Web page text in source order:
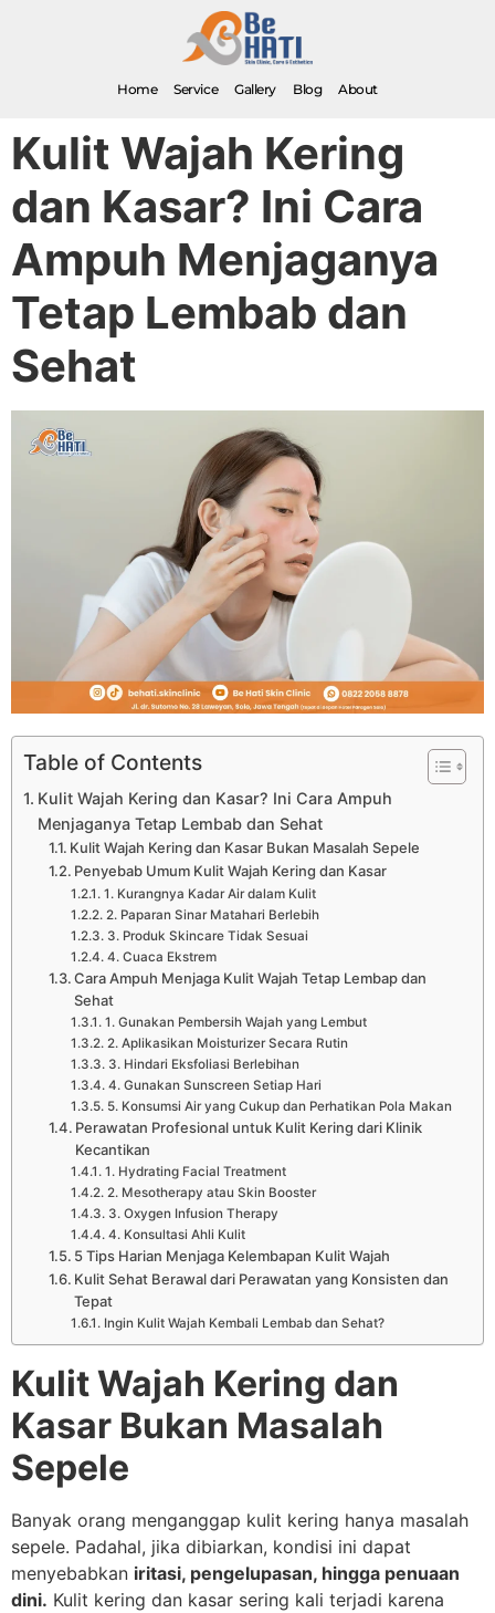
Home Service Gallery Blog About
Kulit Wajah Kering
dan Kasar? Ini Cara
Ampuh Menjaganya
Tetap Lembab dan
Sehat
Table of Contents
Kulit Wajah Kering dan Kasar? Ini Cara Ampuh
Menjaganya Tetap Lembab dan Sehat
Kulit Wajah Kering dan Kasar Bukan Masalah Sepele
Penyebab Umum Kulit Wajah Kering dan Kasar
1. Kurangnya Kadar Air dalam Kulit
2. Paparan Sinar Matahari Berlebih
3. Produk Skincare Tidak Sesuai
4. Cuaca Ekstrem
Cara Ampuh Menjaga Kulit Wajah Tetap Lembap dan
Sehat
1. Gunakan Pembersih Wajah yang Lembut
2. Aplikasikan Moisturizer Secara Rutin
3. Hindari Eksfoliasi Berlebihan
4. Gunakan Sunscreen Setiap Hari
5. Konsumsi Air yang Cukup dan Perhatikan Pola Makan
Perawatan Profesional untuk Kulit Kering dari Klinik
Kecantikan
1. Hydrating Facial Treatment
2. Mesotherapy atau Skin Booster
3. Oxygen Infusion Therapy
4. Konsultasi Ahli Kulit
5 Tips Harian Menjaga Kelembapan Kulit Wajah
Kulit Sehat Berawal dari Perawatan yang Konsisten dan
Tepat
Ingin Kulit Wajah Kembali Lembab dan Sehat?
Kulit Wajah Kering dan
Kasar Bukan Masalah
Sepele
Banyak orang menganggap kulit kering hanya masalah
sepele. Padahal, jika dibiarkan, kondisi ini dapat
menyebabkan iritasi, pengelupasan, hingga penuaan
dini. Kulit kering dan kasar sering kali terjadi karena